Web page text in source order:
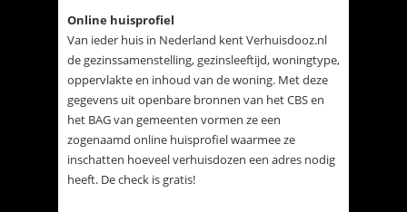
Online huisprofiel
Van ieder huis in Nederland kent Verhuisdooz.nl
de gezinssamenstelling, gezinsleeftijd, woningtype,
oppervlakte en inhoud van de woning. Met deze
gegevens uit openbare bronnen van het CBS en
het BAG van gemeenten vormen ze een
zogenaamd online huisprofiel waarmee ze
inschatten hoeveel verhuisdozen een adres nodig
heeft. De check is gratis!